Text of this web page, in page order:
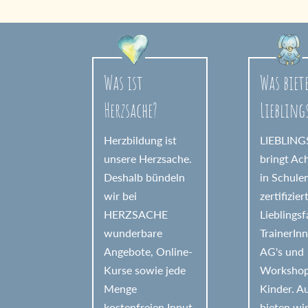
r
Was ist
Herzsache?
Herzbildung ist
unsere Herzsache.
Deshalb bündeln
wir bei
HERZSACHE
wunderbare
Angebote, Online-
Kurse sowie jede
Menge
Was
bringt
in
AG's und
Kinder.